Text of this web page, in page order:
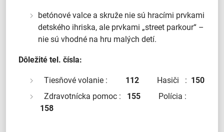
betónové valce a skruže nie sú hracími prvkami
detského ihriska, ale prvkami „street parkour“ –
nie sú vhodné na hru malých detí.
Dôležité tel. čísla:
Tiesňové volanie : 112 Hasiči : 150
Zdravotnícka pomoc : 155 Polícia :
158